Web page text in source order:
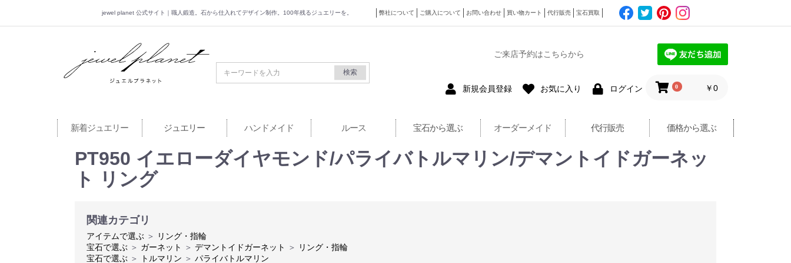
jewel planet 公式サイト｜職人鍛造。石から仕入れてデザイン制作。100年残るジュエリーを。 弊社について ご購入について お問い合わせ 買い物カート 代行販売 宝石買取
jewel planet 公式サイト
検索
ご来店予約はこちらから
新規会員登録 お気に入り ログイン 0 ￥0
新着ジュエリー ジュエリー ハンドメイド ルース 宝石から選ぶ オーダーメイド 代行販売 価格から選ぶ
PT950 イエローダイヤモンド/パライバトルマリン/デマントイドガーネッ
ト リング
関連カテゴリ
アイテムで選ぶ ＞
リング・指輪
宝石で選ぶ ＞ ガーネット ＞ デマントイドガーネット ＞
リング・指輪
宝石で選ぶ ＞ トルマリン ＞ パライバトルマリン